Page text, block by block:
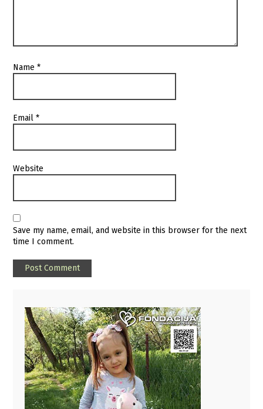
Name*
Email*
Website
Save my name, email, and website in this browser for the next
time I comment.